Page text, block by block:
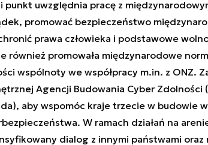
punkt uwzględnia pracę z
promować bezpieczeństwo
prawa człowieka i podstawowe
również promowała międzynarodowe
wspólnoty we współpracy m.in. z ONZ.
Agencji Budowania Cyber Zdolności
aby wspomóc kraje trzecie w budowie
W ramach działań na
dialog z innymi państwami